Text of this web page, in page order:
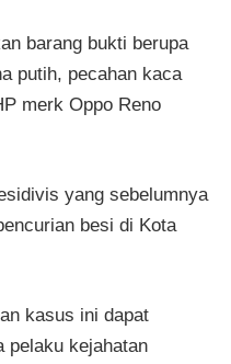
barang bukti berupa
putih, pecahan kaca
merk Oppo Reno
yang sebelumnya
besi di Kota
kasus ini dapat
pelaku kejahatan